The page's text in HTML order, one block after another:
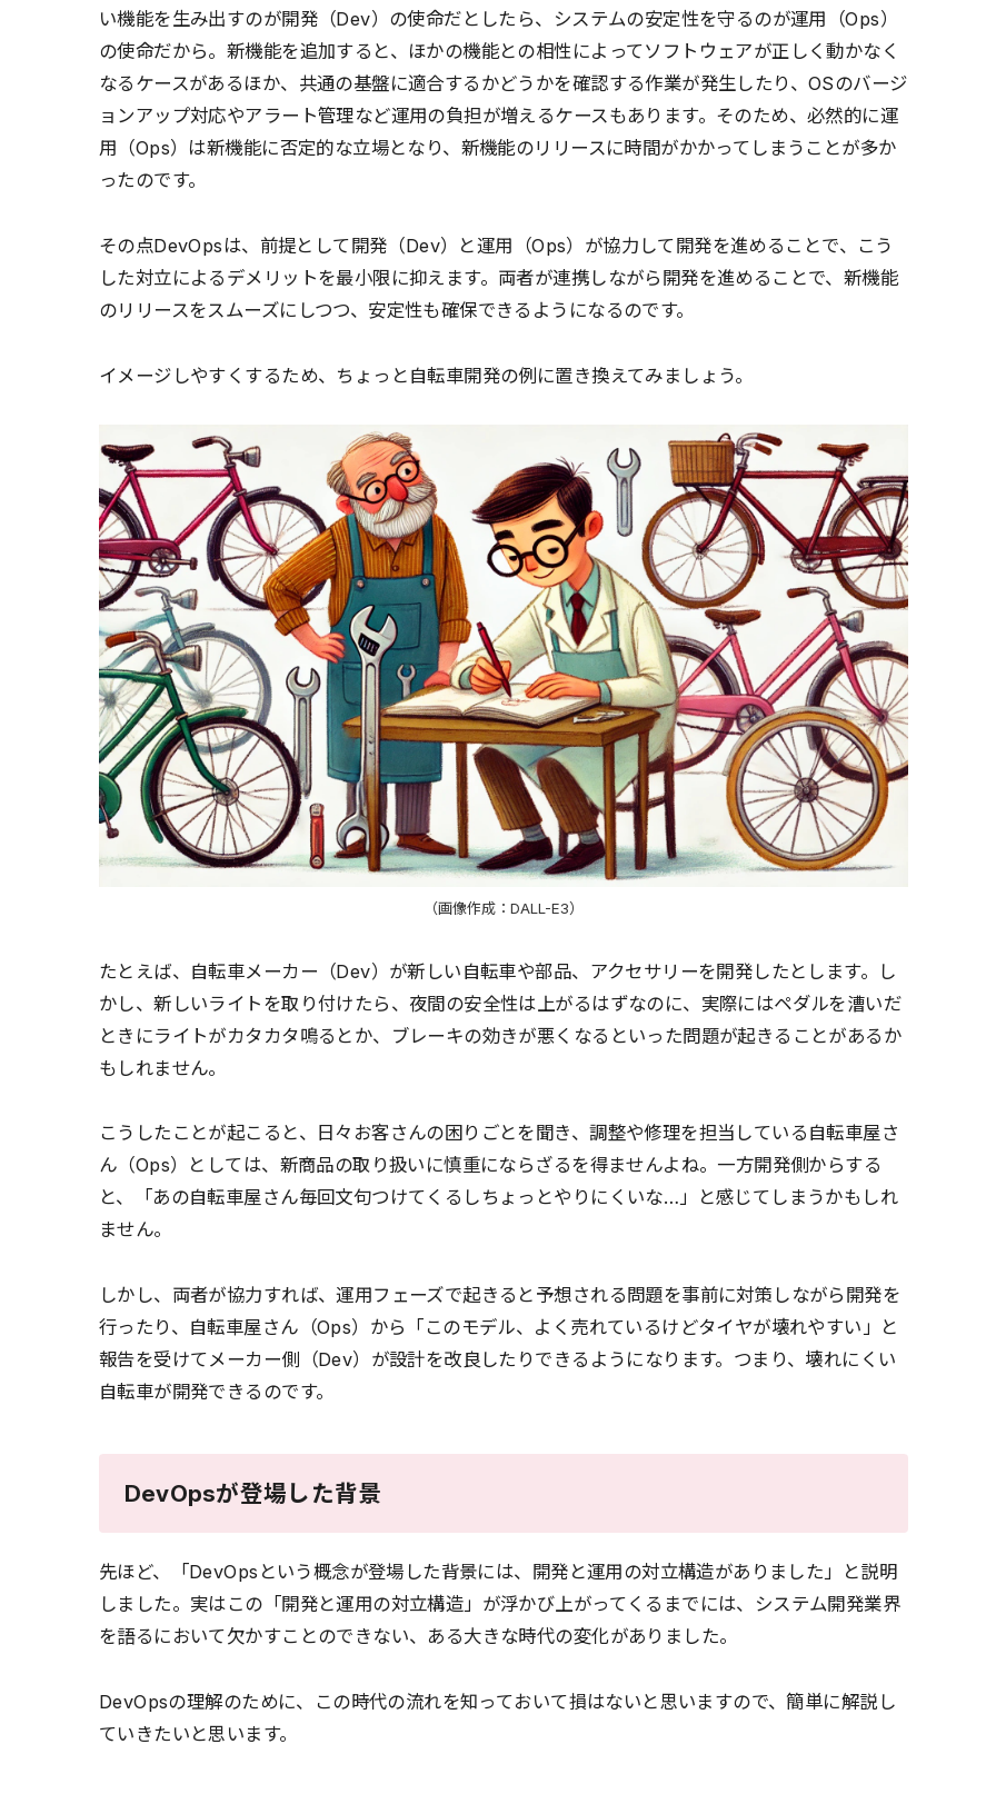
い機能を生み出すのが開発（Dev）の使命だとしたら、システムの安定性を守るのが運用（Ops）
の使命だから。新機能を追加すると、ほかの機能との相性によってソフトウェアが正しく動かなく
なるケースがあるほか、共通の基盤に適合するかどうかを確認する作業が発生したり、OSのバージ
ョンアップ対応やアラート管理など運用の負担が増えるケースもあります。そのため、必然的に運
用（Ops）は新機能に否定的な立場となり、新機能のリリースに時間がかかってしまうことが多か
ったのです。
その点DevOpsは、前提として開発（Dev）と運用（Ops）が協力して開発を進めることで、こう
した対立によるデメリットを最小限に抑えます。両者が連携しながら開発を進めることで、新機能
のリリースをスムーズにしつつ、安定性も確保できるようになるのです。
イメージしやすくするため、ちょっと自転車開発の例に置き換えてみましょう。
（画像作成：DALL-E3）
たとえば、自転車メーカー（Dev）が新しい自転車や部品、アクセサリーを開発したとします。し
かし、新しいライトを取り付けたら、夜間の安全性は上がるはずなのに、実際にはペダルを漕いだ
ときにライトがカタカタ鳴るとか、ブレーキの効きが悪くなるといった問題が起きることがあるか
もしれません。
こうしたことが起こると、日々お客さんの困りごとを聞き、調整や修理を担当している自転車屋さ
ん（Ops）としては、新商品の取り扱いに慎重にならざるを得ませんよね。一方開発側からする
と、「あの自転車屋さん毎回文句つけてくるしちょっとやりにくいな…」と感じてしまうかもしれ
ません。
しかし、両者が協力すれば、運用フェーズで起きると予想される問題を事前に対策しながら開発を
行ったり、自転車屋さん（Ops）から「このモデル、よく売れているけどタイヤが壊れやすい」と
報告を受けてメーカー側（Dev）が設計を改良したりできるようになります。つまり、壊れにくい
自転車が開発できるのです。
DevOpsが登場した背景
先ほど、「DevOpsという概念が登場した背景には、開発と運用の対立構造がありました」と説明
しました。実はこの「開発と運用の対立構造」が浮かび上がってくるまでには、システム開発業界
を語るにおいて欠かすことのできない、ある大きな時代の変化がありました。
DevOpsの理解のために、この時代の流れを知っておいて損はないと思いますので、簡単に解説し
ていきたいと思います。